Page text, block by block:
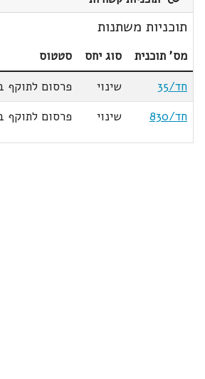
תוכניות משתנות
מס' תוכנית סוג יחס
סטטוס
חד/35
שינוי
פרסום לתוקף
חד/830
שינוי פרסום לתוקף